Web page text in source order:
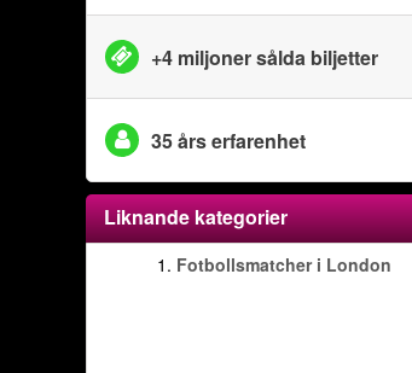
+4 miljoner sålda biljetter
35 års erfarenhet
Liknande kategorier
1. Fotbollsmatcher i London